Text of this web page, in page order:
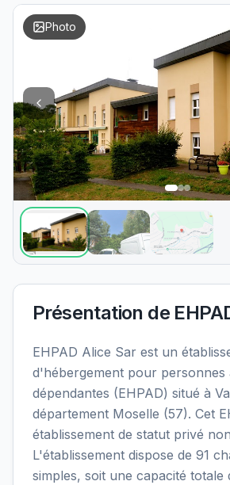
Photo
Présentation de
EHPAD Alice Sar est un
d'hébergement pour personnes
dépendantes (EHPAD) situé à
département Moselle (57). Cet
établissement de statut privé
L'établissement dispose de 91
simples, soit une capacité totale